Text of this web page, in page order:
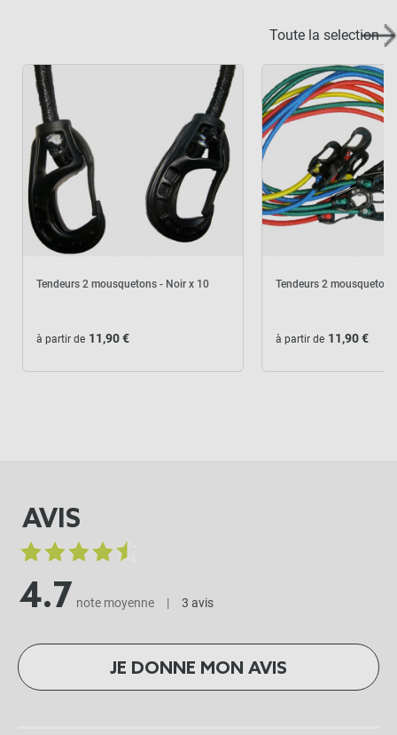
Toute la selection
Tendeurs 2 mousquetons - Noir x 10
à partir de 11,90 €
Tendeurs 2
à partir de 11,90 €
AVIS
4.7 note moyenne | 3 avis
JE DONNE MON AVIS